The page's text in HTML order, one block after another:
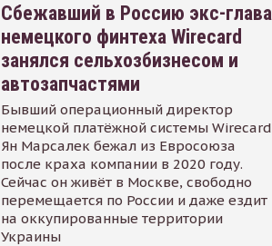
Сбежавший в Россию экс-глава
немецкого финтеха Wirecard
занялся сельхозбизнесом и
автозапчастями
Бывший операционный директор
немецкой платёжной системы Wirecard
Ян Марсалек бежал из Евросоюза
после краха компании в 2020 году.
Сейчас он живёт в Москве, свободно
перемещается по России и даже ездит
на оккупированные территории
Украины